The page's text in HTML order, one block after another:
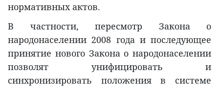
нормативных актов.
В частности, пересмотр Закона о
народонаселении 2008 года и последующее
принятие нового Закона о народонаселении
позволят унифицировать и
синхронизировать положения в системе